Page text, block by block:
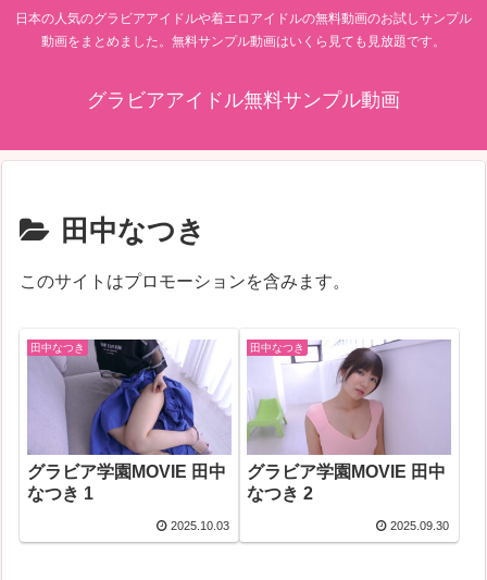
日本の人気のグラビアアイドルや着エロアイドルの無料動画のお試しサンプル
動画をまとめました。無料サンプル動画はいくら見ても見放題です。
グラビアアイドル無料サンプル動画
田中なつき
このサイトはプロモーションを含みます。
田中なつき
グラビア学園MOVIE 田中
なつき 1
2025.10.03
田中なつき
グラビア学園MOVIE 田中
なつき 2
2025.09.30